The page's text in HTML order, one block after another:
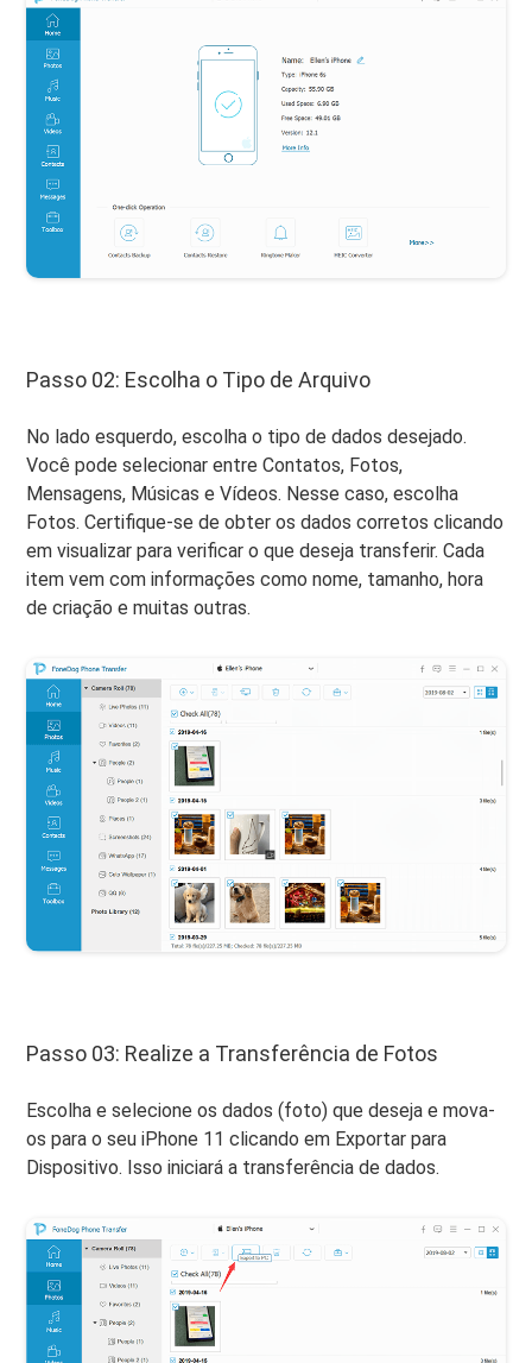
Passo 02: Escolha o Tipo de Arquivo
No lado esquerdo, escolha o tipo de dados desejado.
Você pode selecionar entre Contatos, Fotos,
Mensagens, Músicas e Vídeos. Nesse caso, escolha
Fotos. Certifique-se de obter os dados corretos clicando
em visualizar para verificar o que deseja transferir. Cada
item vem com informações como nome, tamanho, hora
de criação e muitas outras.
Passo 03: Realize a Transferência de Fotos
Escolha e selecione os dados (foto) que deseja e mova-
os para o seu iPhone 11 clicando em Exportar para
Dispositivo. Isso iniciará a transferência de dados.